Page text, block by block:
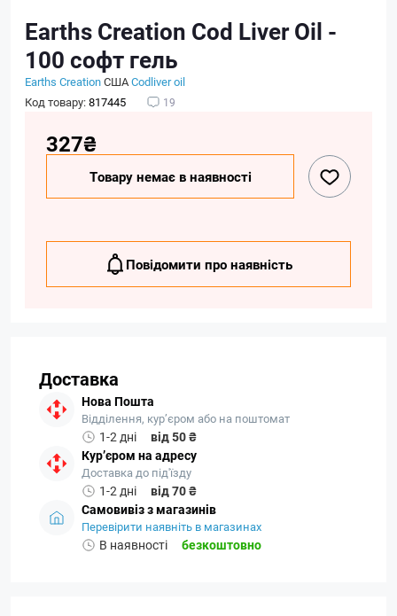
Earths Creation Cod Liver Oil -
100 софт гель
Earths CreationСШАCodliver oil
Код товару:817445 19
327₴
Товару немає в наявності
Повідомити про наявність
Доставка
Нова Пошта
Відділення, кур’єром або на поштомат
1-2 дні
від 50 ₴
Кур’єром на адресу
Доставка до під'їзду
1-2 дні
від 70 ₴
Самовивіз з магазинів
Перевірити наявніть в магазинах
В наявності безкоштовно